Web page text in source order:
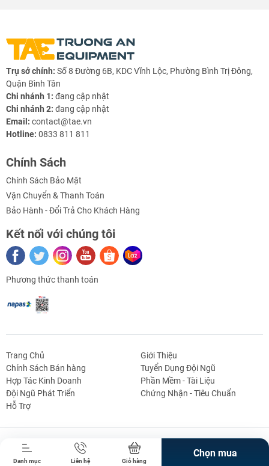
Định
Tải
Linh Kiện Siết -
Nối
Dao Cụ Cắt Gọt
Dụng Cụ Cầm
Tay
Máy Công Cụ
Danh mục Liên hệ Giỏ hàng
Chọn mua
Trụ sở chính: Số 8 Đường 6B, KDC Vĩnh Lộc, Phường Bình Trị Đông,
Quận Bình Tân
Chi nhánh 1: đang cập nhật
Chi nhánh 2: đang cập nhật
Email: contact@tae.vn
Hotline: 0833 811 811
Chính Sách
Chính Sách Bảo Mật
Vận Chuyển & Thanh Toán
Bảo Hành - Đổi Trả Cho Khách Hàng
Kết nối với chúng tôi
Phương thức thanh toán
Trang Chủ
Giới Thiệu
Chính Sách Bán hàng
Tuyển Dụng Đội Ngũ
Hợp Tác Kinh Doanh
Phần Mềm - Tài Liệu
Đội Ngũ Phát Triển
Chứng Nhận - Tiêu Chuẩn
Hỗ Trợ
Bản Quyền Thuộc Về Truong An Mechatronics.